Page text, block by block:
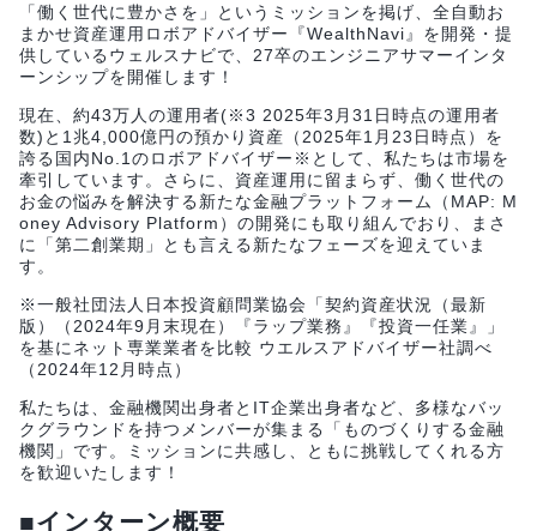
「働く世代に豊かさを」というミッションを掲げ、全自動お
まかせ資産運用ロボアドバイザー『WealthNavi』を開発・提
供しているウェルスナビで、27卒のエンジニアサマーインタ
ーンシップを開催します！
現在、約43万人の運用者(※3 2025年3月31日時点の運用者
数)と1兆4,000億円の預かり資産（2025年1月23日時点）を
誇る国内No.1のロボアドバイザー※として、私たちは市場を
牽引しています。さらに、資産運用に留まらず、働く世代の
お金の悩みを解決する新たな金融プラットフォーム（MAP: M
oney Advisory Platform）の開発にも取り組んでおり、まさ
に「第二創業期」とも言える新たなフェーズを迎えていま
す。
※一般社団法人日本投資顧問業協会「契約資産状況（最新
版）（2024年9月末現在）『ラップ業務』『投資一任業』」
を基にネット専業業者を比較 ウエルスアドバイザー社調べ
（2024年12月時点）
私たちは、金融機関出身者とIT企業出身者など、多様なバッ
クグラウンドを持つメンバーが集まる「ものづくりする金融
機関」です。ミッションに共感し、ともに挑戦してくれる方
を歓迎いたします！
■インターン概要